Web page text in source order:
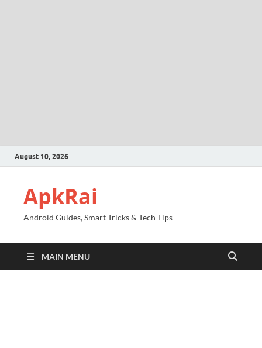
August 10, 2026
ApkRai
Android Guides, Smart Tricks & Tech Tips
MAIN MENU